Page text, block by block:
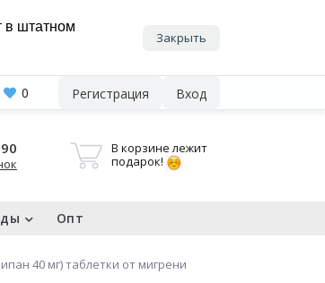
в штатном
Закрыть
0 Регистрация Вход
В корзине лежит
подарок!
Опт
40 мг) таблетки от мигрени